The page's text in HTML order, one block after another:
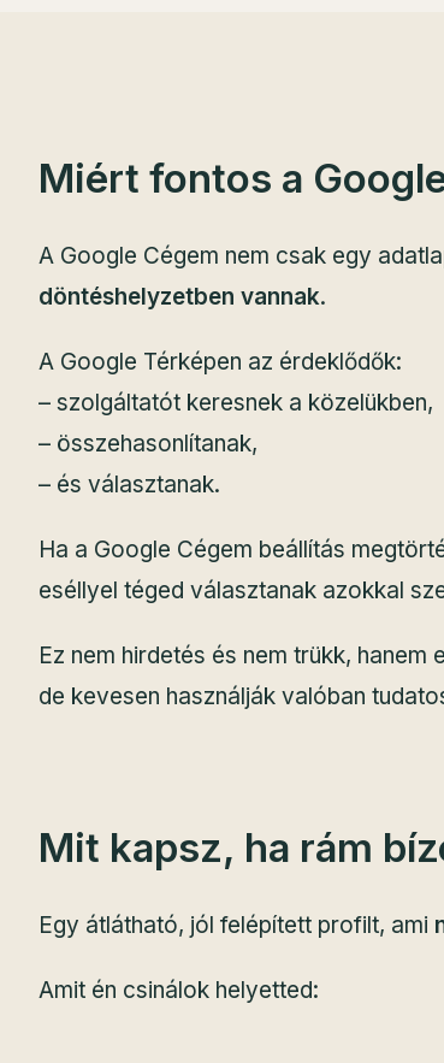
Miért fontos a
A Google Cégem nem csak egy
döntéshelyzetben vannak.
A Google Térképen az érdeklődők:
– szolgáltatót keresnek a közelükben,
– összehasonlítanak,
– és választanak.
Ha a Google Cégem beállítás
eséllyel téged választanak azokkal
Ez nem hirdetés és nem trükk, hanem
de kevesen használják valóban
Mit kapsz, ha rám
Egy átlátható, jól felépített profilt, ami
Amit én csinálok helyetted: